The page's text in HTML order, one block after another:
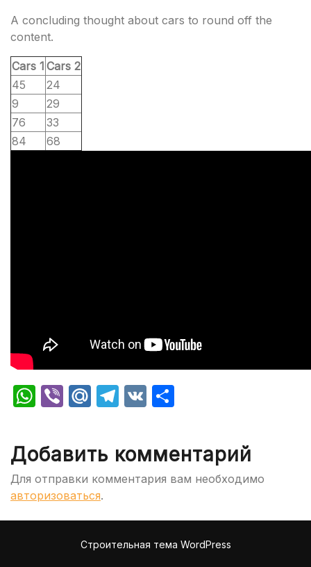
A concluding thought about cars to round off the
content.
Cars 1 Cars 2
45
24
9
29
76
33
84
68
WhatsApp
ViberMail.Ru
Telegram
VK
Добавить комментарий
Для отправки комментария вам необходимо
авторизоваться.
Строительная тема WordPress